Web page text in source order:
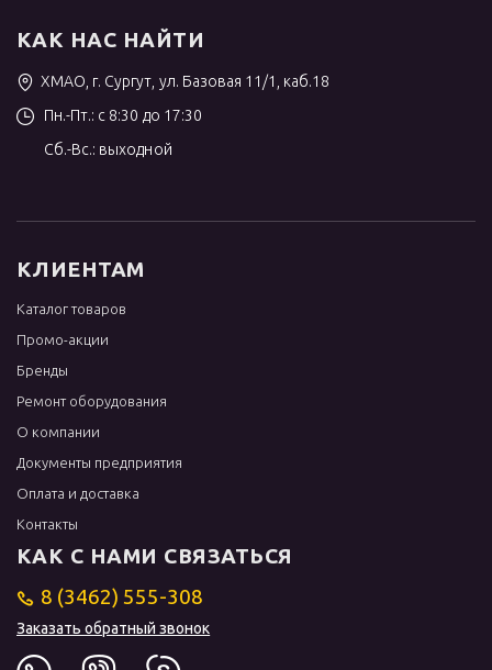
КАК НАС НАЙТИ
ХМАО, г. Сургут, ул. Базовая 11/1, каб.18
Пн.-Пт.: с 8:30 до 17:30
Сб.-Вс.: выходной
КЛИЕНТАМ
Каталог товаров
Промо-акции
Бренды
Ремонт оборудования
О компании
Документы предприятия
Оплата и доставка
Контакты
КАК С НАМИ СВЯЗАТЬСЯ
8 (3462) 555-308
Заказать обратный звонок